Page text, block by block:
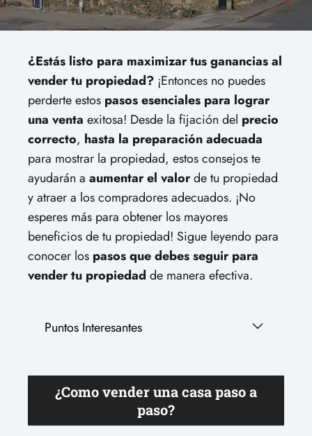
¿Estás listo para maximizar tus ganancias al
vender tu propiedad? ¡Entonces no puedes
perderte estos pasos esenciales para lograr
una venta exitosa! Desde la fijación del precio
correcto, hasta la preparación adecuada
para mostrar la propiedad, estos consejos te
ayudarán a aumentar el valorde tu propiedad
y atraer a los compradores adecuados. ¡No
esperes más para obtener los mayores
beneficios de tu propiedad! Sigue leyendo para
conocer los pasos que debes seguir para
vender tu propiedad de manera efectiva.
Puntos Interesantes
¿Como vender una casa paso a
paso?